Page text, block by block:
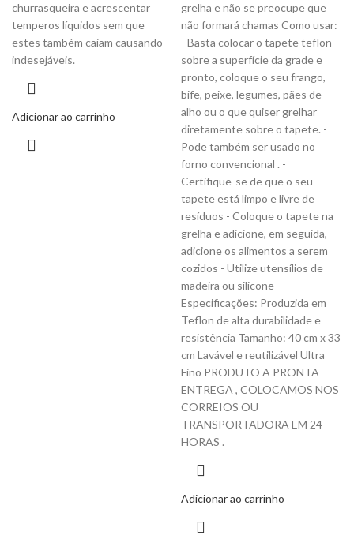
churrasqueira e acrescentar
temperos líquidos sem que
estes também caiam causando
indesejáveis.
Adicionar ao carrinho
grelha e não se preocupe que
não formará chamas Como usar:
- Basta colocar o tapete teflon
sobre a superfície da grade e
pronto, coloque o seu frango,
bife, peixe, legumes, pães de
alho ou o que quiser grelhar
diretamente sobre o tapete. -
Pode também ser usado no
forno convencional . -
Certifique-se de que o seu
tapete está limpo e livre de
resíduos - Coloque o tapete na
grelha e adicione, em seguida,
adicione os alimentos a serem
cozidos - Utilize utensílios de
madeira ou silicone
Especificações: Produzida em
Teflon de alta durabilidade e
resistência Tamanho: 40 cm x 33
cm Lavável e reutilizável Ultra
Fino PRODUTO A PRONTA
ENTREGA , COLOCAMOS NOS
CORREIOS OU
TRANSPORTADORA EM 24
HORAS .
Adicionar ao carrinho